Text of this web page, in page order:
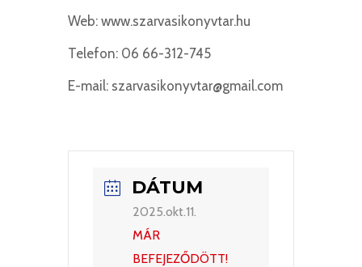
Web: www.szarvasikonyvtar.hu
Telefon: 06 66-312-745
E-mail: szarvasikonyvtar@gmail.com
DÁTUM
2025.okt.11.
MÁR
BEFEJEZŐDÖTT!